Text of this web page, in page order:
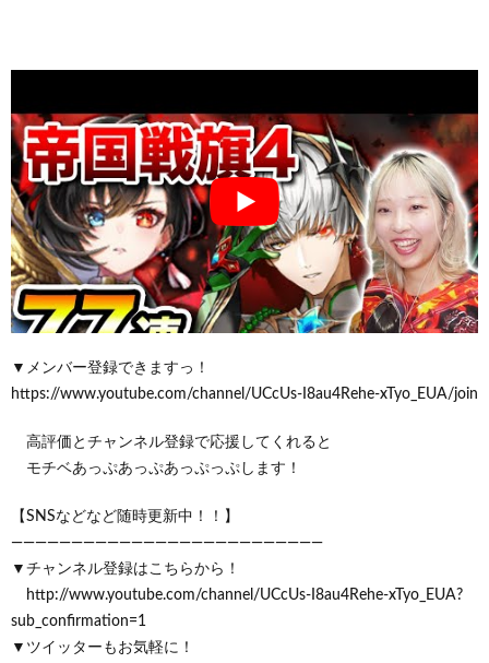
▼メンバー登録できますっ！
https://www.youtube.com/channel/UCcUs-I8au4Rehe-xTyo_EUA/join
高評価とチャンネル登録で応援してくれると
モチベあっぷあっぷあっぷっぷします！
【SNSなどなど随時更新中！！】
——————————————————————————
▼チャンネル登録はこちらから！
http://www.youtube.com/channel/UCcUs-I8au4Rehe-xTyo_EUA?
sub_confirmation=1
▼ツイッターもお気軽に！